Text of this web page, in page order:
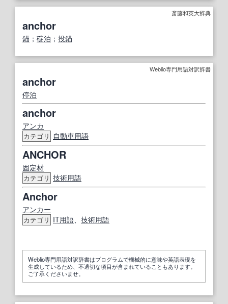
斎藤和英大辞典
anchor
錨 ； 碇泊 ； 投錨
Weblio専門用語対訳辞書
anchor
停泊
anchor
アンカ
カテゴリ 自動車用語
ANCHOR
固定材
カテゴリ 技術用語
Anchor
アンカー
カテゴリ IT用語 技術用語
Weblio専門用語対訳辞書はプログラムで機械的に意味や英語表現を
生成しているため、不適切な項目が含まれていることもあります。
ご了承くださいませ。